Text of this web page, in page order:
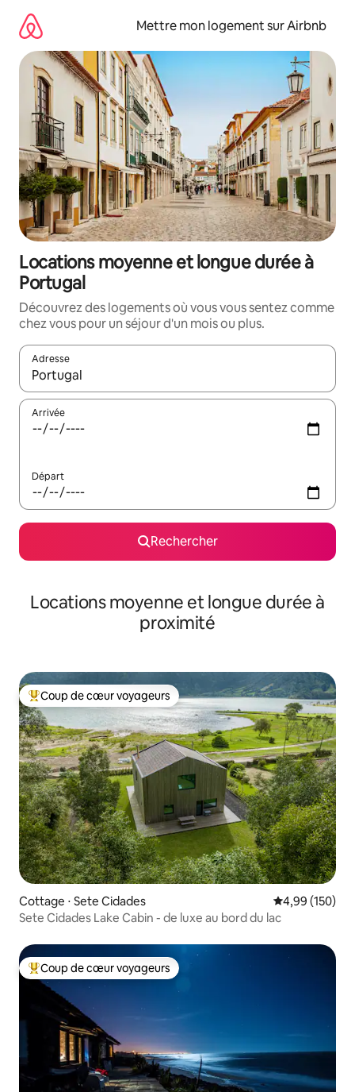
directement
contenu
Mettre mon logement sur Airbnb
Locations moyenne et longue durée à
Portugal
Découvrez des logements où vous vous sentez comme
chez vous pour un séjour d'un mois ou plus.
Adresse
Lorsque les résultats s'affichent, utilisez les flèches vers le
Arrivée
Départ
Rechercher
Locations moyenne et longue durée à
proximité
Coups de cœur voyageurs les plus appréciés
Coup de cœur voyageurs
Cottage ⋅ Sete Cidades Évaluation
4,99 (150)
Sete Cidades Lake Cabin - de luxe au bord du lac
Coups de cœur voyageurs les plus appréciés
Coup de cœur voyageurs